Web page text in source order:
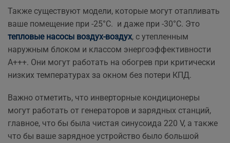
Также существуют модели, которые могут отапливать
ваше помещение при -25°С. и даже при -30°С. Это
тепловые насосы воздух-воздух, с утепленным
наружным блоком и классом энергоэффективности
А+++. Они могут работать на обогрев при критически
низких температурах за окном без потери КПД.
Важно отметить, что инверторные кондиционеры
могут работать от генераторов и зарядных станций,
главное, что бы была чистая синусоида 220 V, а также
что бы ваше зарядное устройство было большой